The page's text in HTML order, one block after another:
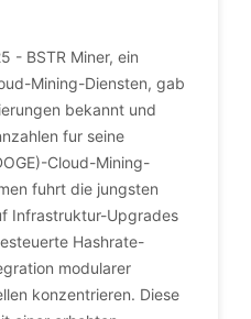
- BSTR Miner, ein
Mining-Diensten, gab
bekannt und
fur seine
Cloud-Mining-
fuhrt die jungsten
Infrastruktur-Upgrades
Hashrate-
modularer
konzentrieren. Diese